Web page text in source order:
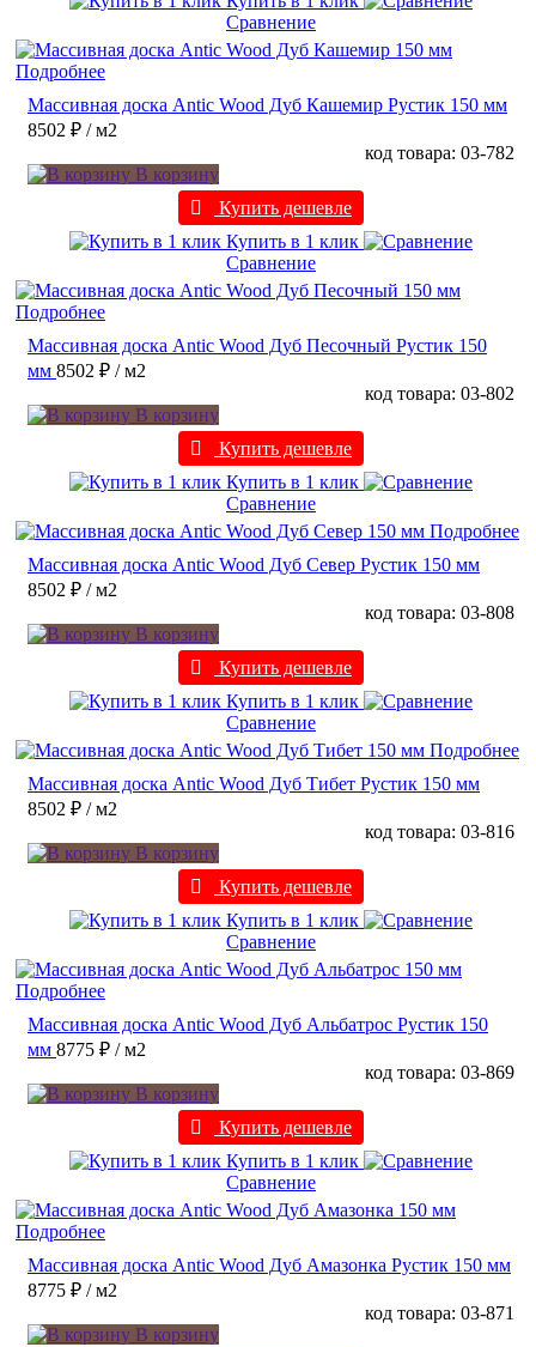
Сравнение
Подробнее
Массивная доска Antic Wood Дуб Кашемир Рустик 150 мм
8502 ₽ / м2
код товара: 03-782
В корзину
Купить дешевле
Купить в 1 клик
Сравнение
Подробнее
Массивная доска Antic Wood Дуб Песочный Рустик 150
мм 8502 ₽ / м2
код товара: 03-802
В корзину
Купить дешевле
Купить в 1 клик
Сравнение
Подробнее
Массивная доска Antic Wood Дуб Север Рустик 150 мм
8502 ₽ / м2
код товара: 03-808
В корзину
Купить дешевле
Купить в 1 клик
Сравнение
Подробнее
Массивная доска Antic Wood Дуб Тибет Рустик 150 мм
8502 ₽ / м2
код товара: 03-816
В корзину
Купить дешевле
Купить в 1 клик
Сравнение
Подробнее
Массивная доска Antic Wood Дуб Альбатрос Рустик 150
мм 8775 ₽ / м2
код товара: 03-869
В корзину
Купить дешевле
Купить в 1 клик
Сравнение
Подробнее
Массивная доска Antic Wood Дуб Амазонка Рустик 150 мм
8775 ₽ / м2
код товара: 03-871
В корзину